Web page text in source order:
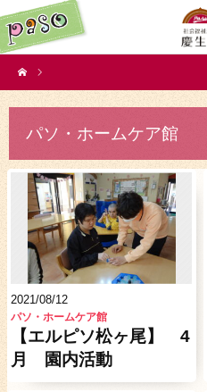
パソ・ホームケア館
2021/08/12
パソ・ホームケア館
【エルピソ松ヶ尾】 4
月 園内活動